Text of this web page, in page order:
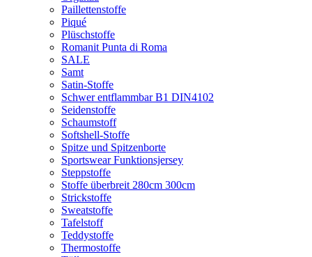
Paillettenstoffe
Piqué
Plüschstoffe
Romanit Punta di Roma
SALE
Samt
Satin-Stoffe
Schwer entflammbar B1 DIN4102
Seidenstoffe
Schaumstoff
Softshell-Stoffe
Spitze und Spitzenborte
Sportswear Funktionsjersey
Steppstoffe
Stoffe überbreit 280cm 300cm
Strickstoffe
Sweatstoffe
Tafelstoff
Teddystoffe
Thermostoffe